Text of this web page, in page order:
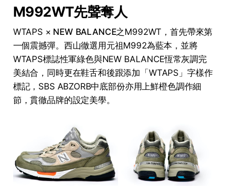
M992WT先聲奪人
WTAPS × NEW BALANCE之M992WT，首先帶來第
一個震撼彈。西山徹選用元祖M992為藍本，並將
WTAPS標誌性軍綠色與NEW BALANCE恆常灰調完
美結合，同時更在鞋舌和後跟添加「WTAPS」字樣作
標記，SBS ABZORB中底部份亦用上鮮橙色調作細
節，貫徹品牌的設定美學。